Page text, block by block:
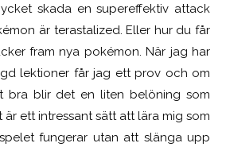
skada en supereffektiv attack
är terastalized. Eller hur du får
fram nya pokémon. När jag har
lektioner får jag ett prov och om
bra blir det en liten belöning som
är ett intressant sätt att lära mig som
fungerar utan att slänga upp